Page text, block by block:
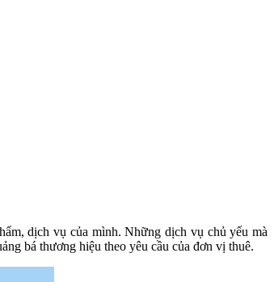
dịch vụ của mình. Những dịch vụ chủ yếu mà
bá thương hiệu theo yêu cầu của đơn vị thuê.